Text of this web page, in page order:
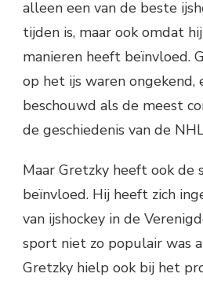
alleen een van de beste
tijden is, maar ook omdat
manieren heeft beïnvloed.
op het ijs waren ongekend,
beschouwd als de meest
de geschiedenis van de
Maar Gretzky heeft ook
beïnvloed. Hij heeft zich
van ijshockey in de
sport niet zo populair was
Gretzky hielp ook bij het